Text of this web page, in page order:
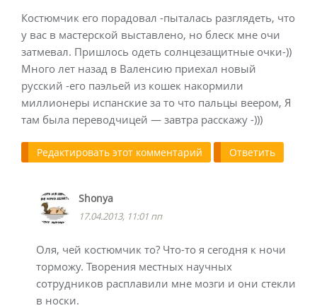
Костюмчик его порадовал -пыталась разглядеть, что
у вас в мастерской выставлено, но блеск мне очи
затмевал. Пришлось одеть солнцезащитные очки-))
Много лет назад в Валенсию приехал новый
русский -его паэльей из кошек накормили
миллионеры испанские за то что пальцы веером, Я
там была переводчицей — завтра расскажу -)))
Редактировать этот комментарий Ответить
Shonya
17.04.2013, 11:01 пп
Оля, чей костюмчик то? Что-то я сегодня к ночи
торможу. Творения местных научных
сотрудников расплавили мне мозги и они стекли
в носки.